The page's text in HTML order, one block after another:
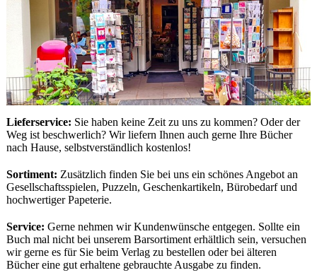
Lieferservice: Sie haben keine Zeit zu uns zu kommen? Oder der
Weg ist beschwerlich? Wir liefern Ihnen auch gerne Ihre Bücher
nach Hause, selbstverständlich kostenlos!
Sortiment: Zusätzlich finden Sie bei uns ein schönes Angebot an
Gesellschaftsspielen, Puzzeln, Geschenkartikeln, Bürobedarf und
hochwertiger Papeterie.
Service: Gerne nehmen wir Kundenwünsche entgegen. Sollte ein
Buch mal nicht bei unserem Barsortiment erhältlich sein, versuchen
wir gerne es für Sie beim Verlag zu bestellen oder bei älteren
Bücher eine gut erhaltene gebrauchte Ausgabe zu finden.